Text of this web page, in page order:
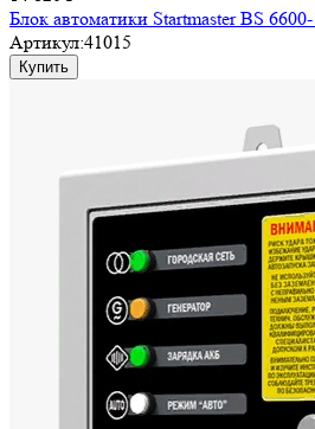
Блок автоматики Startmaster BS
Артикул:41015
Купить